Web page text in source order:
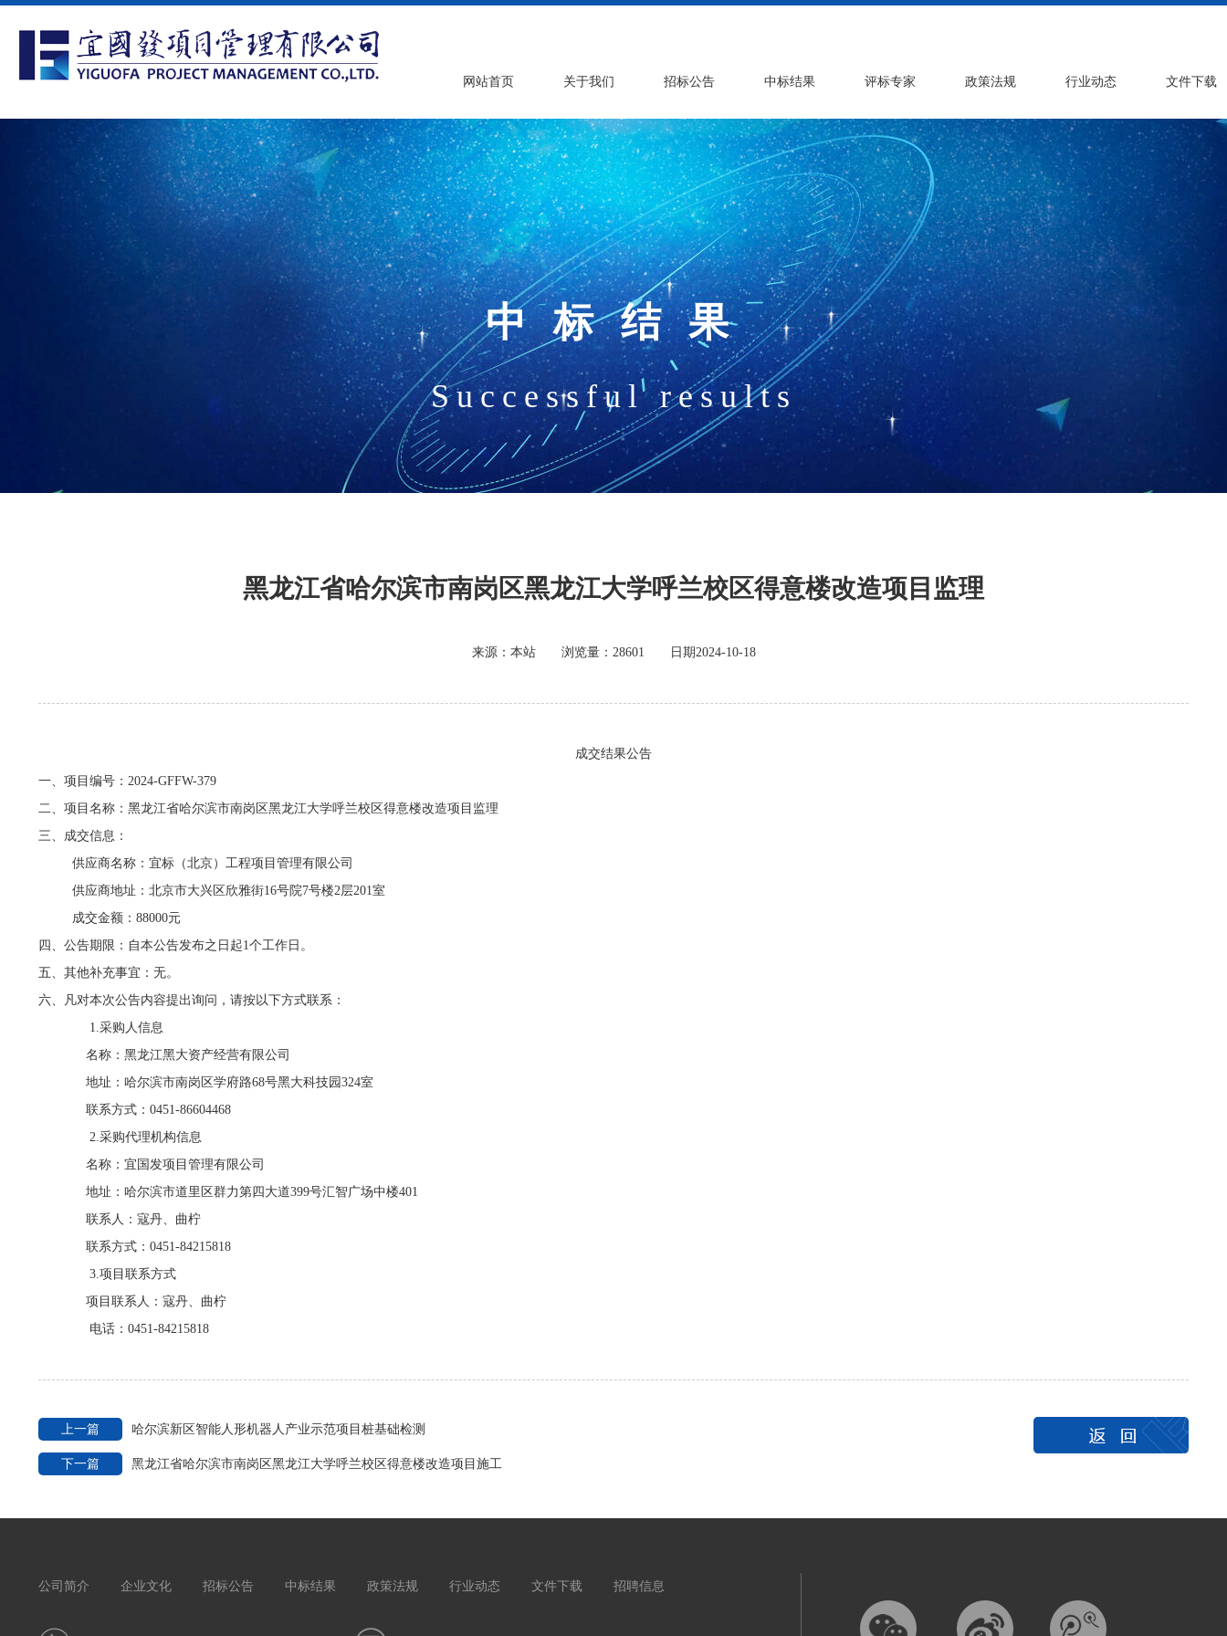
网站首页 关于我们 招标公告 中标结果 评标专家 政策法规 行业动态 文件下载
中标结果
Successful results
黑龙江省哈尔滨市南岗区黑龙江大学呼兰校区得意楼改造项目监理
来源：本站 浏览量：28601 日期2024-10-18
成交结果公告
一、项目编号： 2024-GFFW-379
二、项目名称：黑龙江省哈尔滨市南岗区黑龙江大学呼兰校区得意楼改造项目监理
三、成交信息：
供应商名称：宜标（北京）工程项目管理有限公司
供应商地址：北京市大兴区欣雅街16号院7号楼2层201室
成交金额：88000元
四、公告期限：自本公告发布之日起1个工作日。
五、其他补充事宜：无。
六、凡对本次公告内容提出询问，请按以下方式联系：
1.采购人信息
名称：黑龙江黑大资产经营有限公司
地址：哈尔滨市南岗区学府路68号黑大科技园 324室
联系方式： 0451-86604468
2.采购代理机构信息
名称：宜国发项目管理有限公司
地址：哈尔滨市道里区群力第四大道399号汇智广场中楼401
联系人：寇丹、曲柠
联系方式： 0451-84215818
3.项目联系方式
项目联系人：寇丹、曲柠
电话： 0451-84215818
上一篇 哈尔滨新区智能人形机器人产业示范项目桩基础检测
下一篇 黑龙江省哈尔滨市南岗区黑龙江大学呼兰校区得意楼改造项目施工
公司简介 企业文化 招标公告 中标结果 政策法规 行业动态 文件下载 招聘信息